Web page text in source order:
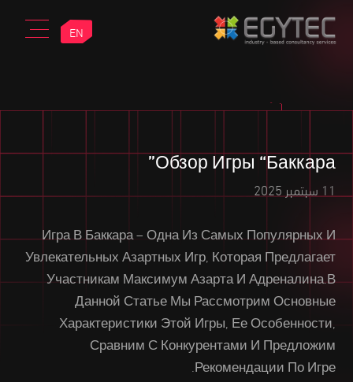
EN
Обзор Игры “Баккара”
11 سبتمبر 2025
Игра В Баккара – Одна Из Самых Популярных И
Увлекательных Азартных Игр, Которая Предлагает
Участникам Максимум Азарта И Адреналина.В
Данной Статье Мы Рассмотрим Основные
Характеристики Этой Игры, Ее Особенности,
Сравним С Конкурентами И Предложим
Рекомендации По Игре.